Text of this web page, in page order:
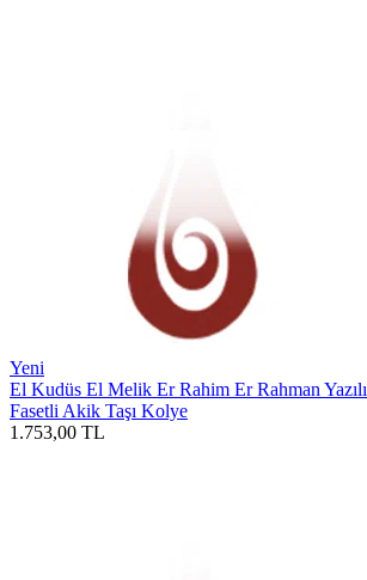
Yeni
El Kudüs El Melik Er Rahim Er Rahman Yazılı
Fasetli Akik Taşı Kolye
1.753,00 TL